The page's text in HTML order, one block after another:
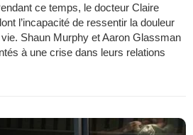
ce temps, le docteur Claire
l’incapacité de ressentir la douleur
Shaun Murphy et Aaron Glassman
à une crise dans leurs relations